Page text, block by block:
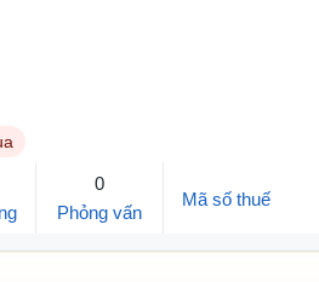
0
Phỏng vấn
Mã số thuế